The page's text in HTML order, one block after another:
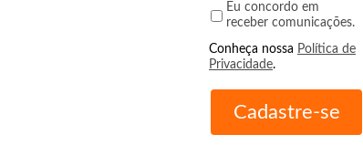
Eu concordo em
receber comunicações.
Conheça nossa Política de
Privacidade.